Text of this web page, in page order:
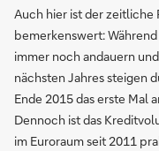
Auch hier ist der zeitliche
bemerkenswert:
immer noch andauern
nächsten Jahres steigen
Ende 2015 das erste Mal
Dennoch ist das
im Euroraum seit 2011